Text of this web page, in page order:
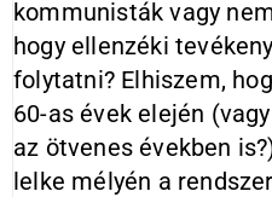
kommunisták vagy
hogy ellenzéki
folytatni? Elhiszem,
60-as évek elején
az ötvenes években
lelke mélyén a